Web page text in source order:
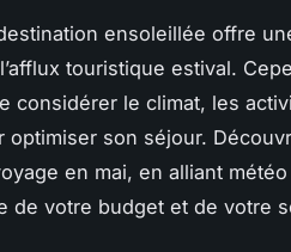
ensoleillée offre
touristique estival.
considérer le climat, les
optimiser son séjour.
en mai, en alliant
de votre budget et de votre